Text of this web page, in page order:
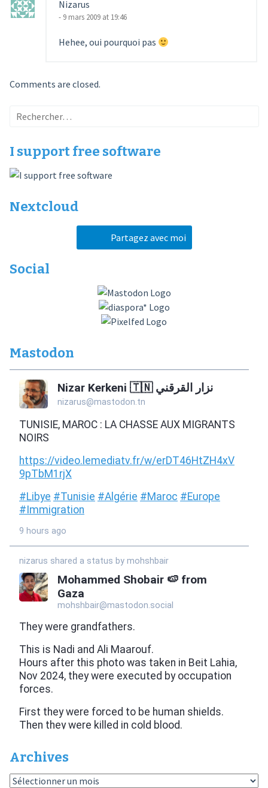
Nizarus
- 9 mars 2009 at 19:46
Hehee, oui pourquoi pas
Comments are closed.
Rechercher :
I support free software
Nextcloud
Partagez avec moi
Social
Mastodon
Archives
Archives